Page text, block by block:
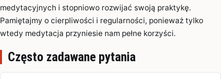
medytacyjnych i stopniowo rozwijać swoją praktykę.
Pamiętajmy o cierpliwości i regularności, ponieważ tylko
wtedy medytacja przyniesie nam pełne korzyści.
Często zadawane pytania